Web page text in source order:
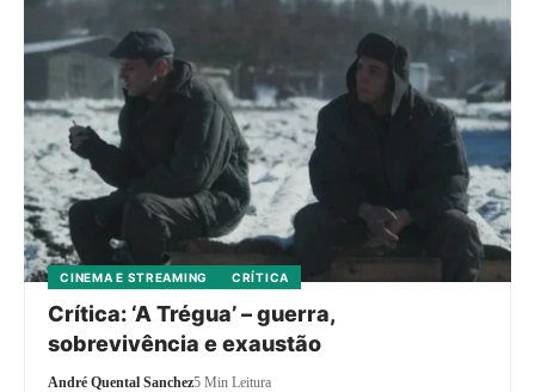
CINEMA E STREAMING CRÍTICA
Crítica: ‘A Trégua’ – guerra,
sobrevivência e exaustão
André Quental Sanchez5 Min Leitura